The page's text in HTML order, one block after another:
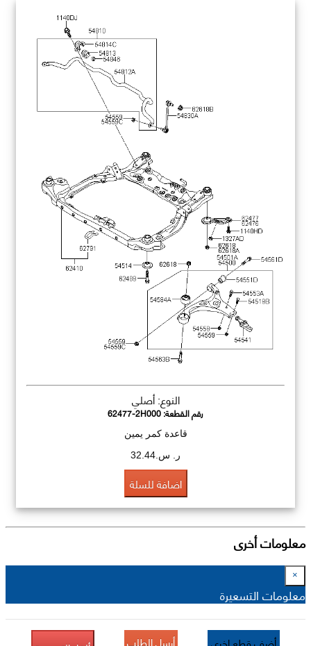
النوع: أصلي
رقم القطعة:62477-2H000
قاعدة كمر يمين
ر. س.32.44
اضافة للسلة
معلومات أخرى
×
معلومات التسعيرة
أرسل الطلب